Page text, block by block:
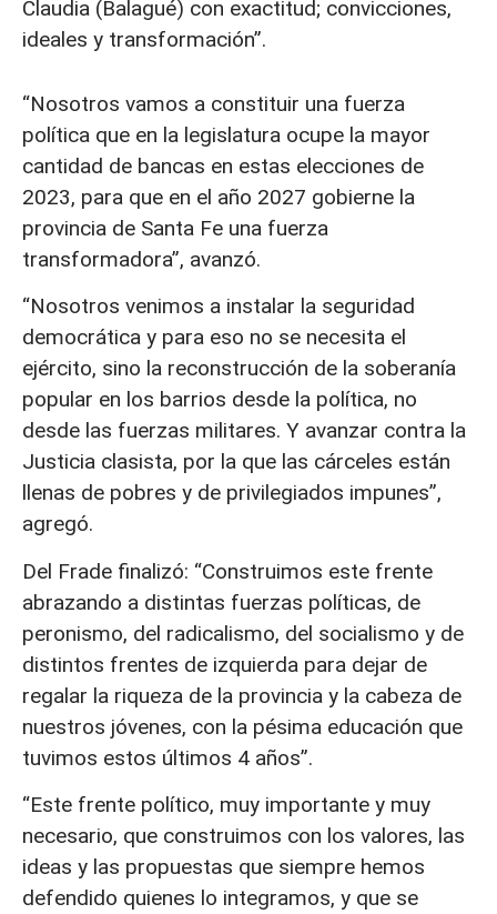
Claudia (Balagué) con exactitud; convicciones,
ideales y transformación”.
“Nosotros vamos a constituir una fuerza
política que en la legislatura ocupe la mayor
cantidad de bancas en estas elecciones de
2023, para que en el año 2027 gobierne la
provincia de Santa Fe una fuerza
transformadora”, avanzó.
“Nosotros venimos a instalar la seguridad
democrática y para eso no se necesita el
ejército, sino la reconstrucción de la soberanía
popular en los barrios desde la política, no
desde las fuerzas militares. Y avanzar contra la
Justicia clasista, por la que las cárceles están
llenas de pobres y de privilegiados impunes”,
agregó.
Del Frade finalizó: “Construimos este frente
abrazando a distintas fuerzas políticas, de
peronismo, del radicalismo, del socialismo y de
distintos frentes de izquierda para dejar de
regalar la riqueza de la provincia y la cabeza de
nuestros jóvenes, con la pésima educación que
tuvimos estos últimos 4 años”.
“Este frente político, muy importante y muy
necesario, que construimos con los valores, las
ideas y las propuestas que siempre hemos
defendido quienes lo integramos, y que se